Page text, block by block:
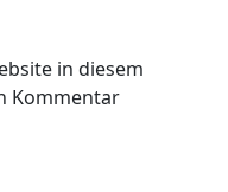
in diesem
Kommentar